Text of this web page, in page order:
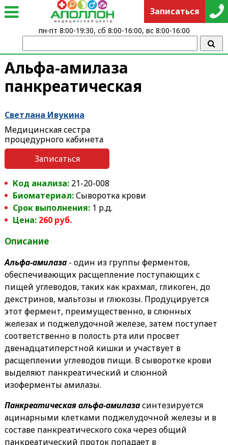
Альфа-амилаза
панкреатическая
Светлана Ивукина
Медицинская сестра
процедурного кабинета
Записаться
Код анализа: 21-20-008
Биоматериал:Сыворотка крови
Срок выполнения:1 р.д.
Цена: 260 руб.
Описание
Альфа-амилаза- один из группы ферментов,
обеспечивающих расщепление поступающих с
пищей углеводов, таких как крахмал, гликоген, до
декстринов, мальтозы и глюкозы. Продуцируется
этот фермент, преимущественно, в слюнных
железах и поджелудочной железе, затем поступает
соответственно в полость рта или просвет
двенадцатиперстной кишки и участвует в
расщеплении углеводов пищи. В сыворотке крови
выделяют панкреатический и слюнной
изоферменты амилазы.
Панкреатическая альфа-амилазасинтезируется
ацинарными клетками поджелудочной железы и в
составе панкреатического сока через общий
панкреатический проток попадает в
Записаться
пн-пт 8:00-19:30, сб 8:00-16:00, вс 8:00-16:00